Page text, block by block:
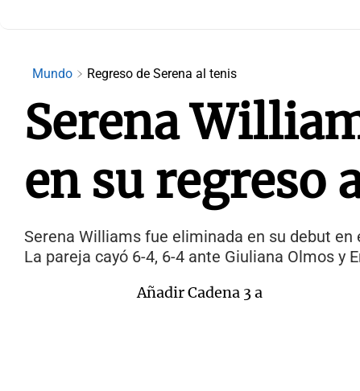
Mundo Regreso de Serena al tenis
Serena
en su regreso
Serena Williams fue eliminada en su debut
La pareja cayó 6-4, 6-4 ante Giuliana Olmos y
Añadir Cadena 3 a